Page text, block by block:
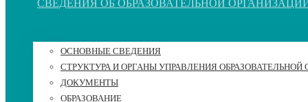
СВЕДЕНИЯ ОБ ОБРАЗОВАТЕЛЬНОЙ
ОСНОВНЫЕ СВЕДЕНИЯ
СТРУКТУРА И ОРГАНЫ УПРАВЛЕНИЯ ОБРАЗОВАТЕЛЬНОЙ
ДОКУМЕНТЫ
ОБРАЗОВАНИЕ